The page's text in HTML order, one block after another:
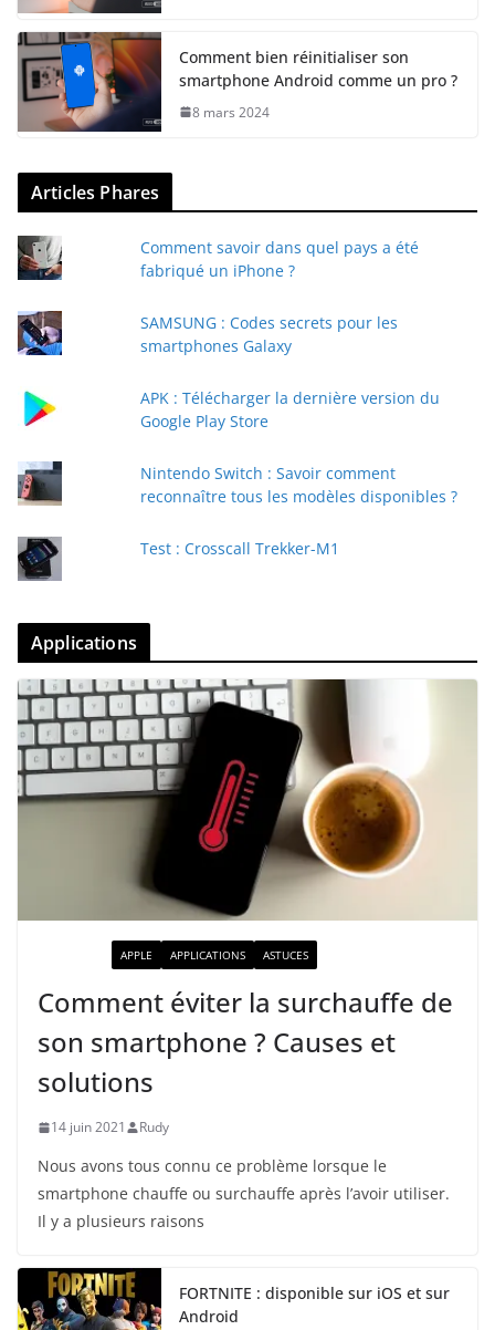
Comment bien réinitialiser son
smartphone Android comme un pro ?
8 mars 2024
Articles Phares
Comment savoir dans quel pays a été
fabriqué un iPhone ?
SAMSUNG : Codes secrets pour les
smartphones Galaxy
APK : Télécharger la dernière version du
Google Play Store
Nintendo Switch : Savoir comment
reconnaître tous les modèles disponibles ?
Test : Crosscall Trekker-M1
Applications
APPLE APPLICATIONS ASTUCES
Comment éviter la surchauffe de
son smartphone ? Causes et
solutions
14 juin 2021 Rudy
Nous avons tous connu ce problème lorsque le
smartphone chauffe ou surchauffe après l’avoir utiliser.
Il y a plusieurs raisons
FORTNITE : disponible sur iOS et sur
Android